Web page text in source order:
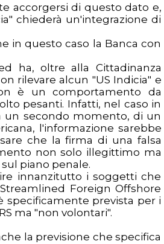
accorgersi di questo dato e,
chiederà un'integrazione di
in questo caso la Banca con
ha, oltre alla Cittadinanza
rilevare alcun "US Indicia" e
è un comportamento da
pesanti. Infatti, nel caso in
un secondo momento, di un
l'informazione sarebbe
che la firma di una falsa
non solo illegittimo ma
piano penale.
innanzitutto i soggetti che
Foreign Offshore
specificamente prevista per i
ma "non volontari".
la previsione che specifica